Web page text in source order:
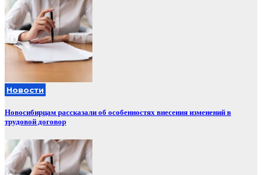
Новости
Новосибирцам рассказали об особенностях внесения изменений в
трудовой договор